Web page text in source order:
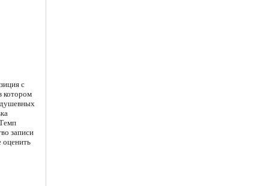
с
котором
записи
оценить